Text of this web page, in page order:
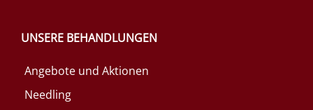
UNSERE BEHANDLUNGEN
Angebote und Aktionen
Needling